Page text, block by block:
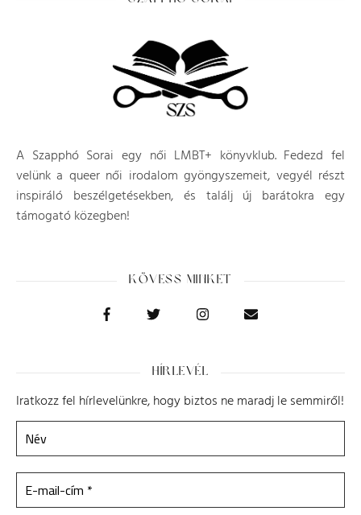
A Szapphó Sorai egy női LMBT+ könyvklub. Fedezd fel
velünk a queer női irodalom gyöngyszemeit, vegyél részt
inspiráló beszélgetésekben, és találj új barátokra egy
támogató közegben!
KÖVESS MINKET
HÍRLEVÉL
Iratkozz fel hírlevelünkre, hogy biztos ne maradj le semmiről!